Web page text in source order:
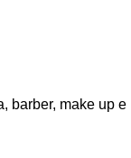
barber, make up e